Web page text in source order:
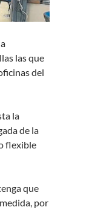
las que
del
la
de la
flexible
que
por